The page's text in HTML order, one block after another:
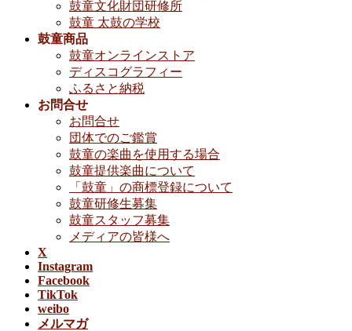
鼓童文化財団研修所
鼓童 太鼓の学校
鼓童商品
鼓童オンラインストア
ディスコグラフィー
ふるさと納税
お問合せ
お問合せ
団体でのご鑑賞
鼓童の楽曲を使用する場合
鼓童提供楽曲について
「鼓童」の商標登録について
鼓童研修生募集
鼓童スタッフ募集
メディアの皆様へ
X
Instagram
Facebook
TikTok
weibo
メルマガ